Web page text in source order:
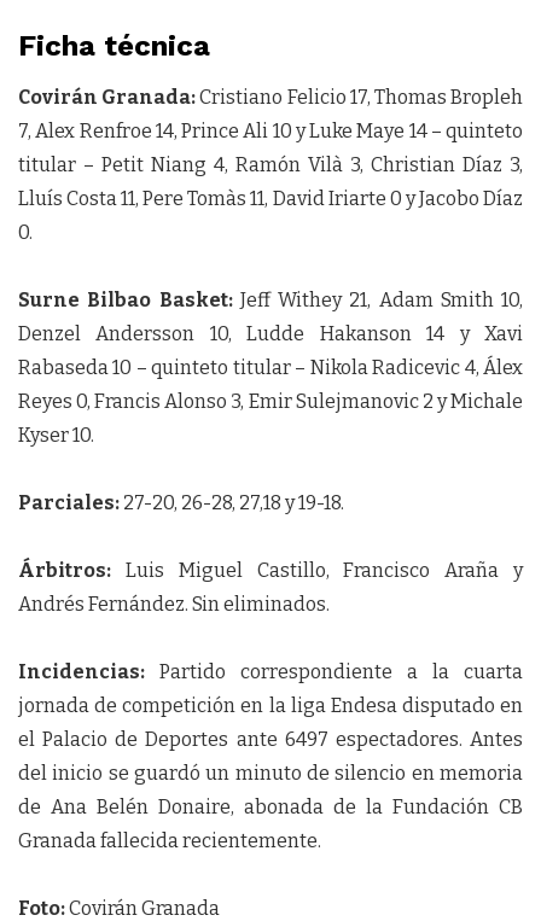
Ficha técnica
Covirán Granada:Cristiano Felicio 17, Thomas Bropleh
7, Alex Renfroe 14, Prince Ali 10 y Luke Maye 14 – quinteto
titular – Petit Niang 4, Ramón Vilà 3, Christian Díaz 3,
Lluís Costa 11, Pere Tomàs 11, David Iriarte 0 y Jacobo Díaz
0.
Surne Bilbao Basket:Jeff Withey 21, Adam Smith 10,
Denzel Andersson 10, Ludde Hakanson 14 y Xavi
Rabaseda 10 – quinteto titular – Nikola Radicevic 4, Álex
Reyes 0, Francis Alonso 3, Emir Sulejmanovic 2 y Michale
Kyser 10.
Parciales: 27-20, 26-28, 27,18 y 19-18.
Árbitros: Luis Miguel Castillo, Francisco Araña y
Andrés Fernández. Sin eliminados.
Incidencias: Partido correspondiente a la cuarta
jornada de competición en la liga Endesa disputado en
el Palacio de Deportes ante 6497 espectadores. Antes
del inicio se guardó un minuto de silencio en memoria
de Ana Belén Donaire, abonada de la Fundación CB
Granada fallecida recientemente.
Foto:Covirán Granada